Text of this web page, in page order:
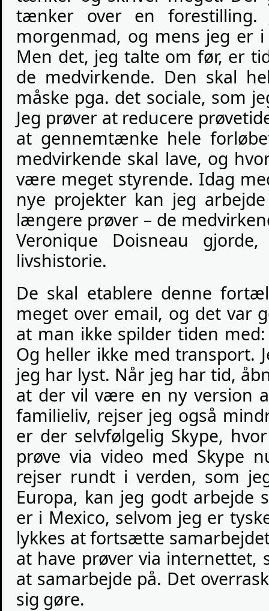
tænker over en
morgenmad, og mens jeg er
Men det, jeg talte om før, er
de medvirkende. Den skal
måske pga. det sociale, som
Jeg prøver at reducere
at gennemtænke hele
medvirkende skal lave, og
være meget styrende. Idag
nye projekter kan jeg
længere prøver – de
Veronique Doisneau
livshistorie.
De skal etablere denne
meget over email, og det var
at man ikke spilder tiden med:
Og heller ikke med transport.
jeg har lyst. Når jeg har tid,
at der vil være en ny version
familieliv, rejser jeg også
er der selvfølgelig Skype,
prøve via video med Skype
rejser rundt i verden, som
Europa, kan jeg godt arbejde
er i Mexico, selvom jeg er
lykkes at fortsætte
at have prøver via
at samarbejde på. Det
sig gøre.